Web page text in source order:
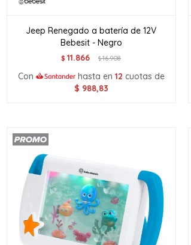
Jeep Renegado a batería de 12V
Bebesit - Negro
$ 11.866 $16.908
Con hasta en 12 cuotas de
$ 988,83